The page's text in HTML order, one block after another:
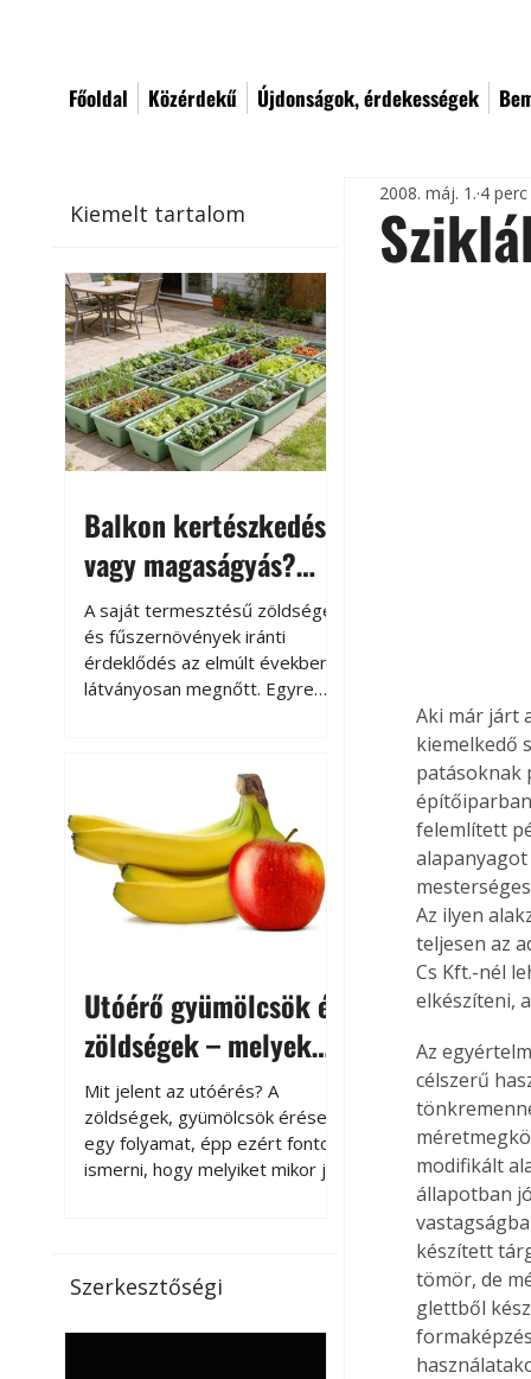
Főoldal Közérdekű Újdonságok, érdekességek
Kiemelt tartalom
Balkon kertészkedés
vagy magaságyás?
Helytakarékos
kertészkedés
A saját termesztésű zöldségek
és fűszernövények iránti
érdeklődés az elmúlt években
látványosan megnőtt. Egyre
kertészkedés sokak számára
kikapcsolódást és feltöltődést
is jelent.
Utóérő gyümölcsök és
zöldségek – melyek
érnek tovább leszedés
után?
Mit jelent az utóérés? A
zöldségek, gyümölcsök érése
egy folyamat, épp ezért fontos
ismerni, hogy melyiket mikor jó
paradicsomot sokszor
gazdasági érettségben, azaz
Szerkesztőségi
2008. máj. 1. 4
Aki már járt
kiemelkedő
patásoknak
felemlített
Az ilyen
teljesen az
Cs Kft.-nél
elkészíteni,
Az
célszerű
modifikált
állapotban
készített
tömör, de
glettből